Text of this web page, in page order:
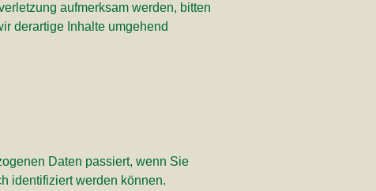
aufmerksam werden, bitten
derartige Inhalte umgehend
Daten passiert, wenn Sie
identifiziert werden können.